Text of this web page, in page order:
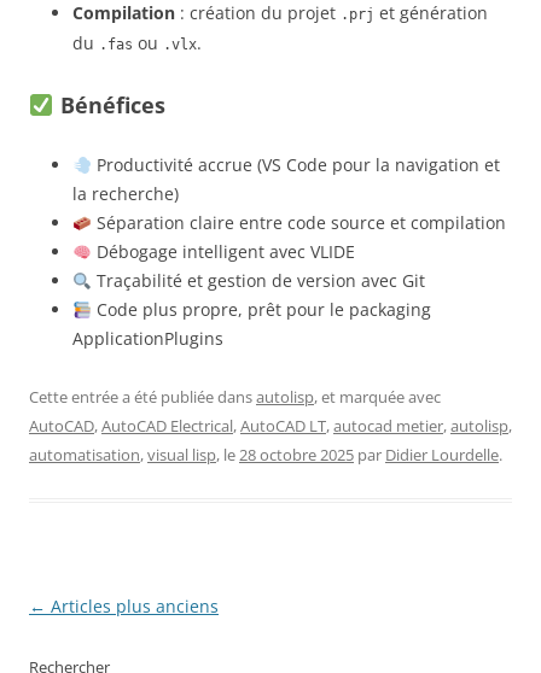
Compilation : création du projet .prj et génération
du .fas ou .vlx.
Bénéfices
Productivité accrue (VS Code pour la navigation et
la recherche)
Séparation claire entre code source et compilation
Débogage intelligent avec VLIDE
Traçabilité et gestion de version avec Git
Code plus propre, prêt pour le packaging
ApplicationPlugins
Cette entrée a été publiée dansautolisp, et marquée avec
AutoCAD,AutoCAD Electrical,AutoCAD LT,autocad metier,autolisp,
automatisation,visual lisp, le28 octobre 2025 par Didier Lourdelle.
Navigation
← Articles plus anciens
Rechercher